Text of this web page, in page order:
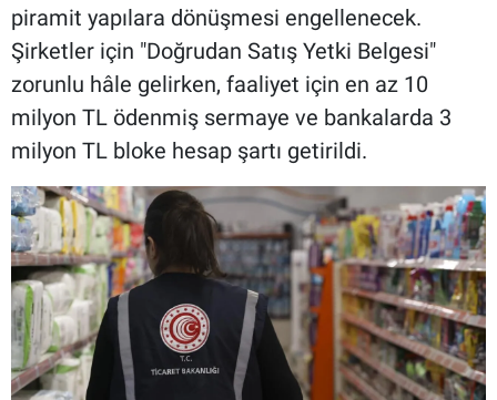
piramit yapılara dönüşmesi engellenecek.
Şirketler için "Doğrudan Satış Yetki Belgesi"
zorunlu hâle gelirken, faaliyet için en az 10
milyon TL ödenmiş sermaye ve bankalarda 3
milyon TL bloke hesap şartı getirildi.